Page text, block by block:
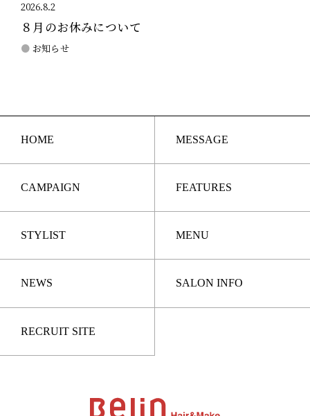
2026.8.2
８月のお休みについて
お知らせ
HOME MESSAGE
CAMPAIGN FEATURES
STYLIST MENU
NEWS SALON INFO
RECRUIT SITE